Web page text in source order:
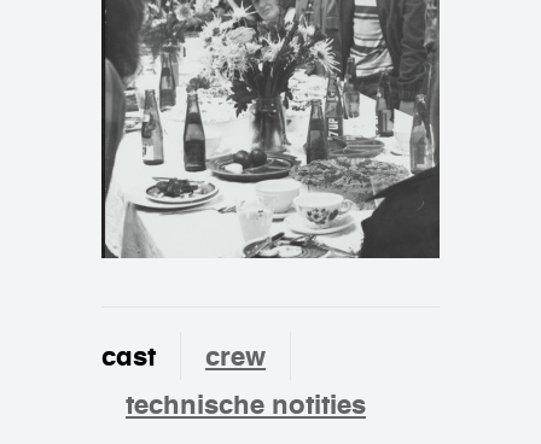
cast
crew
technische notities